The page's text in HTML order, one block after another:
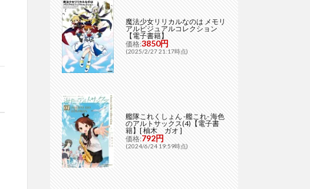
魔法少女リリカルなのは メモリ
アルビジュアルコレクション
【電子書籍】
価格:3850円
(2025/2/27 21:17時点)
艦隊これくしょん -艦これ- 海色
のアルトサックス(4)【電子書
籍】[ 柚木 ガオ ]
価格:792円
(2024/6/24 19:59時点)